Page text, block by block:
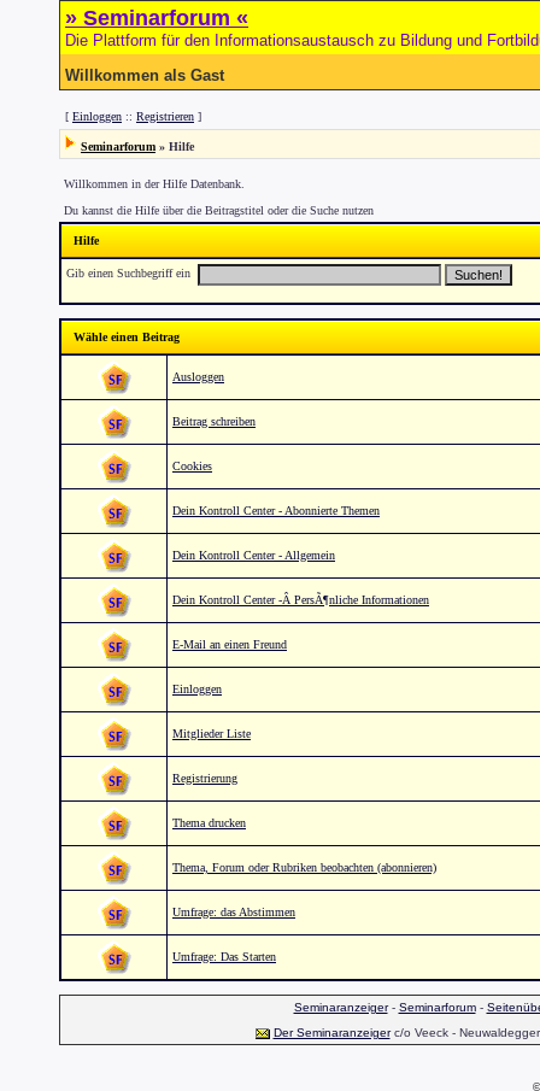
» Seminarforum «
Die Plattform für den Informationsaustausch zu Bildung und
Willkommen als Gast
[ Einloggen :: Registrieren ]
Seminarforum » Hilfe
Willkommen in der Hilfe Datenbank.
Du kannst die Hilfe über die Beitragstitel oder die Suche nutzen
Hilfe
Gib einen Suchbegriff ein
Wähle einen Beitrag
Ausloggen
Beitrag schreiben
Cookies
Dein Kontroll Center - Abonnierte Themen
Dein Kontroll Center - Allgemein
Dein Kontroll Center -Â PersÃ¶nliche Informationen
E-Mail an einen Freund
Einloggen
Mitglieder Liste
Registrierung
Thema drucken
Thema, Forum oder Rubriken beobachten (abonnieren)
Umfrage: das Abstimmen
Umfrage: Das Starten
Seminaranzeiger- Seminarforum-
Der Seminaranzeigerc/o Veeck -